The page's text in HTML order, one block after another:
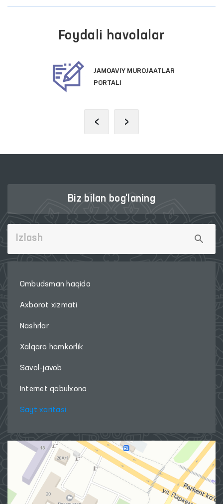
Foydali havolalar
JAMOAVIY MUROJAATLAR
PORTALI
‹ ›
Biz bilan bog'laning
Ombudsman haqida
Axborot xizmati
Nashrlar
Xalqaro hamkorlik
Savol-javob
Internet qabulxona
Sayt xaritasi